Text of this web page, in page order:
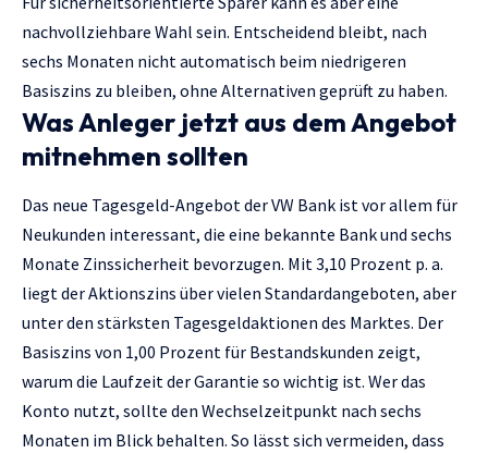
nachvollziehbare Wahl sein. Entscheidend bleibt, nach
sechs Monaten nicht automatisch beim niedrigeren
Basiszins zu bleiben, ohne Alternativen geprüft zu haben.
Was Anleger jetzt aus dem Angebot
mitnehmen sollten
Das neue Tagesgeld-Angebot der VW Bank ist vor allem für
Neukunden interessant, die eine bekannte Bank und sechs
Monate Zinssicherheit bevorzugen. Mit 3,10 Prozent p. a.
liegt der Aktionszins über vielen Standardangeboten, aber
unter den stärksten Tagesgeldaktionen des Marktes. Der
Basiszins von 1,00 Prozent für Bestandskunden zeigt,
warum die Laufzeit der Garantie so wichtig ist. Wer das
Konto nutzt, sollte den Wechselzeitpunkt nach sechs
Monaten im Blick behalten. So lässt sich vermeiden, dass